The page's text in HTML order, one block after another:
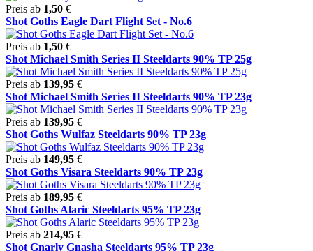
Preis ab 1,50 €
Shot Goths Eagle Dart Flight Set - No.6
Preis ab 1,50 €
Shot Michael Smith Series II Steeldarts 90% TP 25g
Preis ab 139,95 €
Shot Michael Smith Series II Steeldarts 90% TP 23g
Preis ab 139,95 €
Shot Goths Wulfaz Steeldarts 90% TP 23g
Preis ab 149,95 €
Shot Goths Visara Steeldarts 90% TP 23g
Preis ab 189,95 €
Shot Goths Alaric Steeldarts 95% TP 23g
Preis ab 214,95 €
Shot Gnarly Gnasha Steeldarts 95% TP 23g